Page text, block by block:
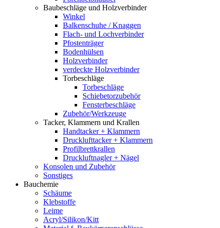
Baubeschläge und Holzverbinder
Winkel
Balkenschuhe / Knaggen
Flach- und Lochverbinder
Pfostenträger
Bodenhülsen
Holzverbinder
verdeckte Holzverbinder
Torbeschläge
Torbeschläge
Schiebetorzubehör
Fensterbeschläge
Zubehör/Werkzeuge
Tacker, Klammern und Krallen
Handtacker + Klammern
Drucklufttacker + Klammern
Profilbrettkrallen
Druckluftnagler + Nägel
Konsolen und Zubehör
Sonstiges
Bauchemie
Schäume
Klebstoffe
Leime
Acryl/Silikon/Kitt